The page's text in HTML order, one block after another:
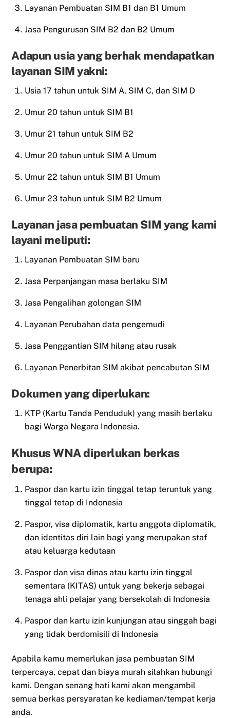
Layanan Pembuatan SIM B1 dan B1 Umum
Jasa Pengurusan SIM B2 dan B2 Umum
Adapun usia yang berhak mendapatkan
layanan SIM yakni:
Usia 17 tahun untuk SIM A, SIM C, dan SIM D
Umur 20 tahun untuk SIM B1
Umur 21 tahun untuk SIM B2
Umur 20 tahun untuk SIM A Umum
Umur 22 tahun untuk SIM B1 Umum
Umur 23 tahun untuk SIM B2 Umum
Layanan jasa pembuatan SIM yang kami
layani meliputi:
Layanan Pembuatan SIM baru
Jasa Perpanjangan masa berlaku SIM
Jasa Pengalihan golongan SIM
Layanan Perubahan data pengemudi
Jasa Penggantian SIM hilang atau rusak
Layanan Penerbitan SIM akibat pencabutan SIM
Dokumen yang diperlukan:
KTP (Kartu Tanda Penduduk) yang masih berlaku
bagi Warga Negara Indonesia.
Khusus WNA diperlukan berkas
berupa:
Paspor dan kartu izin tinggal tetap teruntuk yang
tinggal tetap di Indonesia
Paspor, visa diplomatik, kartu anggota diplomatik,
dan identitas diri lain bagi yang merupakan staf
atau keluarga kedutaan
Paspor dan visa dinas atau kartu izin tinggal
sementara (KITAS) untuk yang bekerja sebagai
tenaga ahli pelajar yang bersekolah di Indonesia
Paspor dan kartu izin kunjungan atau singgah bagi
yang tidak berdomisili di Indonesia
Apabila kamu memerlukan jasa pembuatan SIM
terpercaya, cepat dan biaya murah silahkan hubungi
kami. Dengan senang hati kami akan mengambil
semua berkas persyaratan ke kediaman/tempat kerja
anda.